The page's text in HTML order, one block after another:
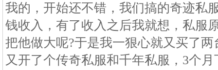
我的，开始还不错，我们搞的奇迹私
钱收入，有了收入之后我就想，私服
把他做大呢?于是我一狠心就又买了
又开了个传奇私服和千年私服，3个